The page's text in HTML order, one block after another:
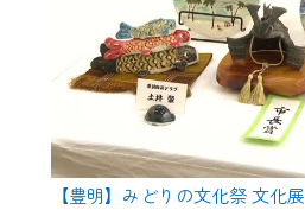
【豊明】みどりの文化祭 文化展